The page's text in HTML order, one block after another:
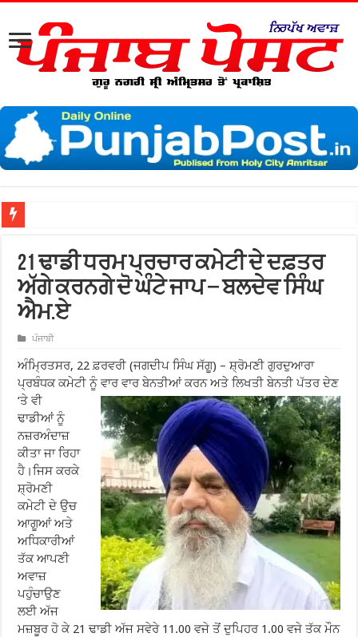
21 ਢਾਡੀ ਧਰਮ ਪ੍ਰਚਾਰ ਕਮੇਟੀ ਦੇ ਦਫ਼ਤਰ
ਅੱਗੇ ਕਰਨਗੇ ਦੋ ਘੰਟੇ ਜਾਪ – ਬਲਦੇਵ ਸਿੰਘ
ਐਮ.ਏ
ਪੰਜਾਬੀ
ਅੰਮ੍ਰਿਤਸਰ, 22 ਫ਼ਰਵਰੀ (ਜਗਦੀਪ ਸਿੰਘ ਸੱਗੂ) – ਸ਼੍ਰੋਮਣੀ ਗੁਰਦੁਆਰਾ
ਪ੍ਰਬੰਧਕ ਕਮੇਟੀ ਨੂੰ ਵਾਰ ਵਾਰ ਬੇਨਤੀਆਂ ਕਰਨ ਅਤੇ ਲਿਖਤੀ ਬੇਨਤੀ ਪੱਤਰ ਦੇਣ
‘ਤੇ ਵੀ
ਢਾਡੀਆਂ ਨੂੰ
ਨਜ਼ਰਅੰਦਾਜ਼
ਕੀਤਾ ਜਾ ਰਿਹਾ
ਹੈ।ਜਿਸ ਕਰਕੇ
ਸ਼੍ਰੋਮਣੀ
ਕਮੇਟੀ ਦੇ ਉਚ
ਆਗੂਆਂ ਅਤੇ
ਅਧਿਕਾਰੀਆਂ
ਤੱਕ ਆਪਣੀ
ਅਵਾਜ਼
ਪਹੁੰਚਾਉਣ
ਲਈ ਅੱਜ
ਮਜ਼ਬੂਰ ਹੋ ਕੇ 21 ਢਾਡੀ ਅੱਜ ਸਵੇਰੇ 11.00 ਵਜੇ ਤੋਂ ਦੁਪਿਹਰ 1.00 ਵਜੇ ਤੱਕ ਮੌਨ